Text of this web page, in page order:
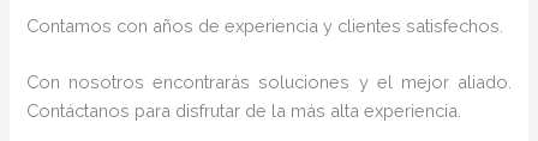
Contamos con años de experiencia y clientes satisfechos.
Con nosotros encontrarás soluciones y el mejor aliado.
Contáctanos para disfrutar de la más alta experiencia.